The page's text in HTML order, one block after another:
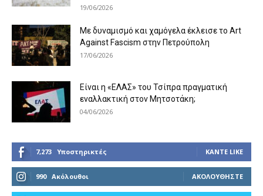
19/06/2026
Με δυναμισμό και χαμόγελα έκλεισε το Art
Against Fascism στην Πετρούπολη
17/06/2026
Είναι η «ΕΛΑΣ» του Τσίπρα πραγματική
εναλλακτική στον Μητσοτάκη;
04/06/2026
7,273 Υποστηρικτές ΚΆΝΤΕ LIKE
990 Ακόλουθοι ΑΚΟΛΟΥΘΉΣΤΕ